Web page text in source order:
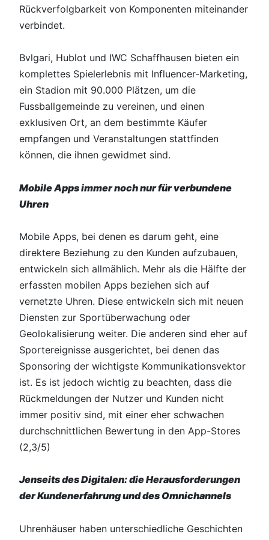
Rückverfolgbarkeit von Komponenten miteinander
verbindet.
Bvlgari, Hublot und IWC Schaffhausen bieten ein
komplettes Spielerlebnis mit Influencer-Marketing,
ein Stadion mit 90.000 Plätzen, um die
Fussballgemeinde zu vereinen, und einen
exklusiven Ort, an dem bestimmte Käufer
empfangen und Veranstaltungen stattfinden
können, die ihnen gewidmet sind.
Mobile Apps immer noch nur für verbundene
Uhren
Mobile Apps, bei denen es darum geht, eine
direktere Beziehung zu den Kunden aufzubauen,
entwickeln sich allmählich. Mehr als die Hälfte der
erfassten mobilen Apps beziehen sich auf
vernetzte Uhren. Diese entwickeln sich mit neuen
Diensten zur Sportüberwachung oder
Geolokalisierung weiter. Die anderen sind eher auf
Sportereignisse ausgerichtet, bei denen das
Sponsoring der wichtigste Kommunikationsvektor
ist. Es ist jedoch wichtig zu beachten, dass die
Rückmeldungen der Nutzer und Kunden nicht
immer positiv sind, mit einer eher schwachen
durchschnittlichen Bewertung in den App-Stores
(2,3/5)
Jenseits des Digitalen: die Herausforderungen
der Kundenerfahrung und des Omnichannels
Uhrenhäuser haben unterschiedliche Geschichten